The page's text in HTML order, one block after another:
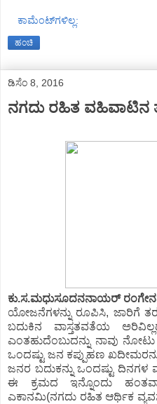
ಕಾಮೆಂಟ್‌ಗಳಿಲ್ಲ:
ಹಂಚಿ
ಡಿಸೆಂ 8, 2016
ನಗದು ರಹಿತ ವಹಿವಾಟಿನ
ಕು.ಸ.ಮಧುಸೂದನನಾಯರ್
ಯೋಜನೆಗಳನ್ನು ರೂಪಿಸಿ, ಜಾರಿಗೆ
ಬದುಕಿನ ವಾಸ್ತತವತೆಯ
ಎಂತಹುದೆಂಬುದನ್ನು ನಾವು
ಒಂದಷ್ಟು ಜನ ಕಪ್ಪುಹಣ
ಜನರ ಬದುಕನ್ನು ಒಂದಷ್ಟು ದಿನಗಳ
ಈ ಕ್ರಮದ ಇನ್ನೊಂದು
ಎಕಾನಮಿ(ನಗದು ರಹಿತ ಆರ್ಥಿಕ